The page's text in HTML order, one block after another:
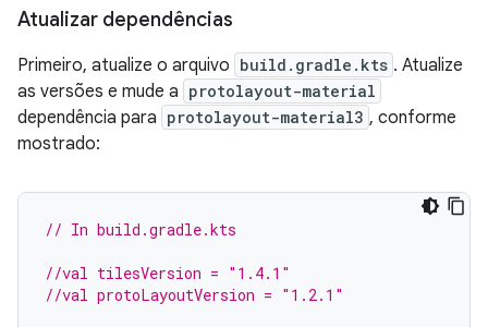
Atualizar dependências
Primeiro, atualize o arquivo build.gradle.kts . Atualize
as versões e mude a protolayout-material
dependência para protolayout-material3 , conforme
mostrado:
// In build.gradle.kts
//val tilesVersion = "1.4.1"
//val protoLayoutVersion = "1.2.1"